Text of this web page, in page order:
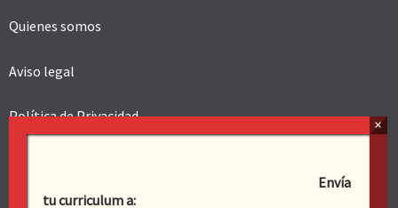
Quienes somos
Aviso legal
Política de Privacidad
Envía
tu curriculum a: